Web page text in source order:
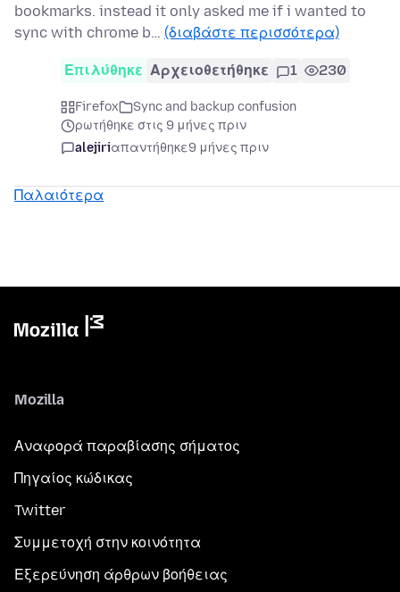
bookmarks. instead it only asked me if i wanted to
sync with chrome b… (διαβάστε περισσότερα)
Επιλύθηκε Αρχειοθετήθηκε 1 230
Firefox
Sync and backup confusion
ρωτήθηκε στις 9 μήνες πριν
alejiriαπαντήθηκε9 μήνες πριν
Παλαιότερα
Mozilla
Αναφορά παραβίασης σήματος
Πηγαίος κώδικας
Twitter
Συμμετοχή στην κοινότητα
Εξερεύνηση άρθρων βοήθειας